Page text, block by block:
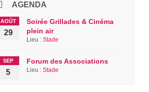
AGENDA
AOÛT
29
Soirée Grillades & Cinéma
plein air
Lieu :Stade
SEP
5
Forum des Associations
Lieu :Stade